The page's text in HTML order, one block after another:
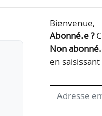
aux anciens
Bienvenue,
Abonné.e ?
Non
en